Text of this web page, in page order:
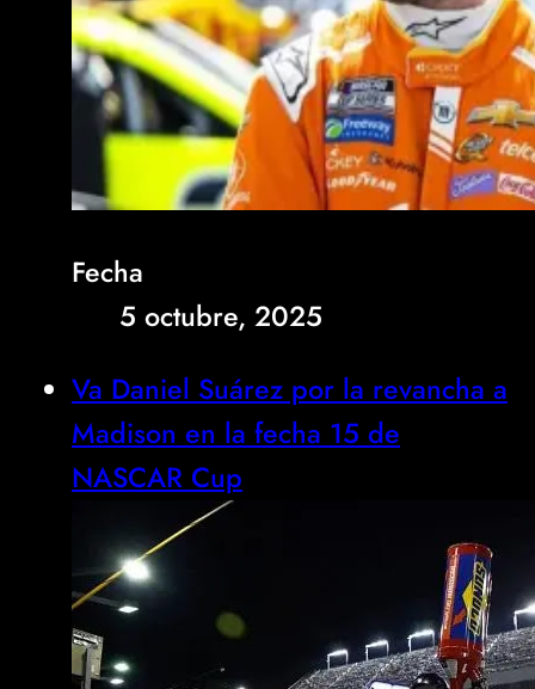
Fecha
5 octubre, 2025
Va Daniel Suárez por la revancha a
Madison en la fecha 15 de
NASCAR Cup